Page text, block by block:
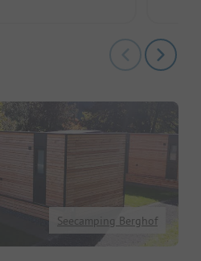
Seecamping Berghof